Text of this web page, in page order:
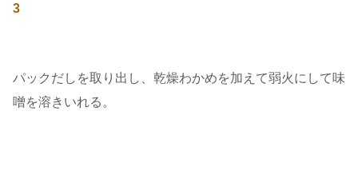
3
パックだしを取り出し、乾燥わかめを加えて弱火にして味
噌を溶きいれる。